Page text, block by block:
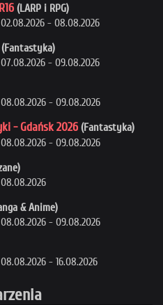
(LARP i RPG)
02.08.2026 - 08.08.2026
(Fantastyka)
07.08.2026 - 09.08.2026
08.08.2026 - 09.08.2026
- Gdańsk 2026 (Fantastyka)
08.08.2026 - 09.08.2026
08.08.2026
& Anime)
08.08.2026 - 09.08.2026
08.08.2026 - 16.08.2026